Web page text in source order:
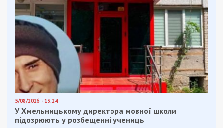
Вирок суду
Колегія суддів ВАКС ухвалила такі вироки:
Колишній головний інженер кіностудії
визнаний винним за ч. 5 ст. 191 КК
України (привласнення, розтрата майна).
Його засудили до 7 років 6 місяців
позбавлення волі з конфіскацією
половини майна.
Ексгенеральний директор приватної
компанії визнаний винним за ч. 1 ст. 209